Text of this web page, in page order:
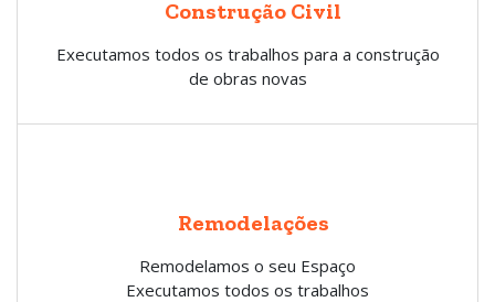
Construção Civil
Executamos todos os trabalhos para a construção
de obras novas
Remodelações
Remodelamos o seu Espaço
Executamos todos os trabalhos